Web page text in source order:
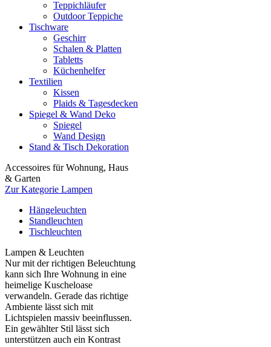
Teppichläufer
Outdoor Teppiche
Tischware
Geschirr
Schalen & Platten
Tabletts
Küchenhelfer
Textilien
Kissen
Plaids & Tagesdecken
Spiegel & Wand Deko
Spiegel
Wand Design
Stand & Tisch Dekoration
Accessoires für Wohnung, Haus
& Garten
Zur Kategorie Lampen
Hängeleuchten
Standleuchten
Tischleuchten
Lampen & Leuchten
Nur mit der richtigen Beleuchtung
kann sich Ihre Wohnung in eine
heimelige Kuscheloase
verwandeln. Gerade das richtige
Ambiente lässt sich mit
Lichtspielen massiv beeinflussen.
Ein gewählter Stil lässt sich
unterstützen auch ein Kontrast